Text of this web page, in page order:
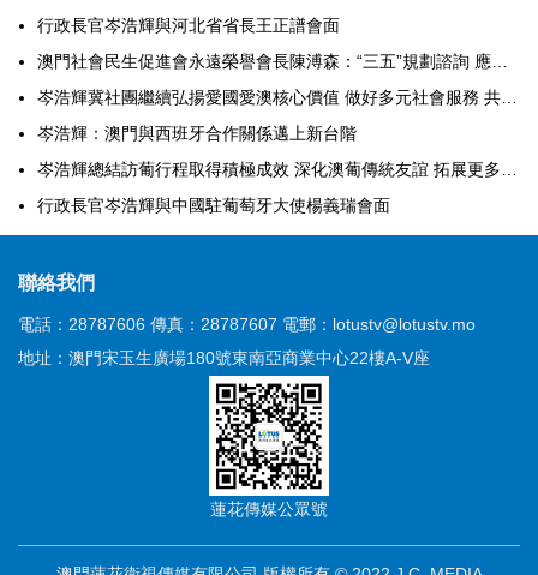
行政長官岑浩輝與河北省省長王正譜會面
岑浩輝：澳門與西班牙合作關係邁上新台階
行政長官岑浩輝與中國駐葡萄牙大使楊義瑞會面
聯絡我們
電話：28787606 傳真：28787607 電郵：lotustv@lotustv.mo
地址：澳門宋玉生廣場180號東南亞商業中心22樓A-V座
蓮花傳媒公眾號